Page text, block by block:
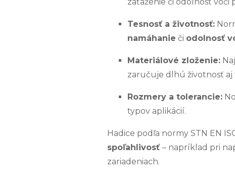
Tesnosť a životnosť:
namáhanie či odolnosť
Materiálové zloženie:
zaručuje dlhú životnosť
Rozmery a tolerancie:
typov aplikácií.
Hadice podľa normy STN EN
spoľahlivosť – napríklad pri
zariadeniach.